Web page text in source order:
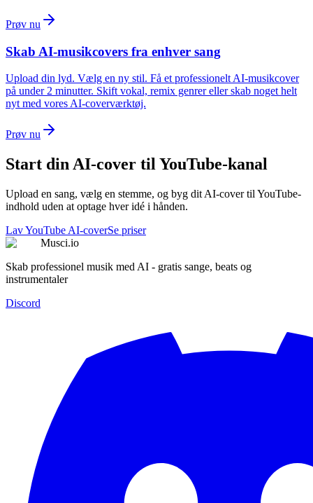
Prøv nu
Skab AI-musikcovers fra enhver sang
Upload din lyd. Vælg en ny stil. Få et professionelt AI-musikcover
på under 2 minutter. Skift vokal, remix genrer eller skab noget helt
nyt med vores AI-coverværktøj.
Prøv nu
Start din AI-cover til YouTube-kanal
Upload en sang, vælg en stemme, og byg dit AI-cover til YouTube-
indhold uden at optage hver idé i hånden.
Lav YouTube AI-coverSe priser
Musci.io
Skab professionel musik med AI - gratis sange, beats og
instrumentaler
Discord